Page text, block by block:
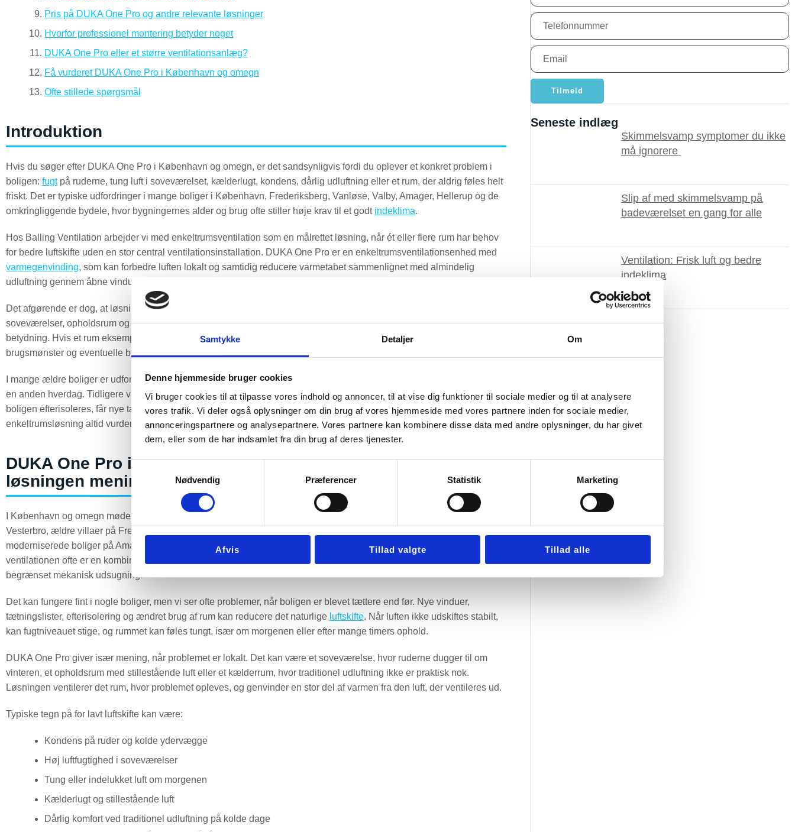
Samtykke Detaljer Om
Denne hjemmeside bruger cookies
Vi bruger cookies til at tilpasse vores indhold og annoncer, til at vise dig funktioner til sociale medier og til at analysere
vores trafik. Vi deler også oplysninger om din brug af vores hjemmeside med vores partnere inden for sociale medier,
annonceringspartnere og analysepartnere. Vores partnere kan kombinere disse data med andre oplysninger, du har givet
dem, eller som de har indsamlet fra din brug af deres tjenester.
Nødvendig
Præferencer Statistik Marketing
Afvis Tillad valgte Tillad alle
Pris på DUKA One Pro og andre relevante løsninger
Hvorfor professionel montering betyder noget
DUKA One Pro eller et større ventilationsanlæg?
Få vurderet DUKA One Pro i København og omegn
Ofte stillede spørgsmål
Introduktion
Hvis du søger efter DUKA One Pro i København og omegn, er det sandsynligvis fordi du oplever et konkret problem i
boligen: fugtpå ruderne, tung luft i soveværelset, kælderlugt, kondens, dårlig udluftning eller et rum, der aldrig føles helt
friskt. Det er typiske udfordringer i mange boliger i København, Frederiksberg, Vanløse, Valby, Amager, Hellerup og de
omkringliggende bydele, hvor bygningernes alder og brug ofte stiller høje krav til et godt indeklima.
Hos Balling Ventilation arbejder vi med enkeltrumsventilation som en målrettet løsning, når ét eller flere rum har behov
for bedre luftskifte uden en stor central ventilationsinstallation. DUKA One Pro er en enkeltrumsventilationsenhed med
varmegenvinding, som kan forbedre luften lokalt og samtidig reducere varmetabet sammenlignet med almindelig
udluftning gennem åbne vinduer.
Det afgørende er dog, at løsningen vælges rigtigt fra starten. En DUKA One Pro kan være en rigtig god løsning i
soveværelser, opholdsrum og kældre, men placering, rumtype, fugtbelastning og boligens øvrige aftræk har stor
betydning. Hvis et rum eksempelvis har
kondensproblemer
, skal man både se på luftudskiftning, kolde overflader,
brugsmønster og eventuelle byggetekniske årsager.
I mange ældre boliger er udfordringen ikke, at der mangler én bestemt ventilator, men at boligen oprindeligt er bygget til
en anden hverdag. Tidligere var vinduer og døre ofte mere utætte, og naturlige aftræk kunne fungere anderledes. Når
boligen efterisoleres, får nye tætte vinduer eller bruges mere intensivt, kan luftskiftet falde. Derfor bør en
enkeltrumsløsning altid vurderes som en del af den samlede bolig, ikke kun som et enkelt produkt i en væg.
DUKA One Pro i København og omegn – hvornår giver
løsningen mening?
I København og omegn møder vi mange forskellige boligtyper: klassiske etageejendomme på Østerbro, Nørrebro og
Vesterbro, ældre villaer på Frederiksberg og i Hellerup, rækkehuse i Vanløse og Valby, kælderlejligheder,
moderniserede boliger på Amager samt enfamiliehuse i forstæderne omkring byen. Fælles for mange af dem er, at
ventilationen ofte er en kombination af naturlige aftræk, gamle kanaler, vinduesudluftning, utætheder og i nogle tilfælde
begrænset mekanisk udsugning.
Det kan fungere fint i nogle boliger, men vi ser ofte problemer, når boligen er blevet tættere end før. Nye vinduer,
tætningslister, efterisolering og ændret brug af rum kan reducere det naturlige luftskifte. Når luften ikke udskiftes stabilt,
kan fugtniveauet stige, og rummet kan føles tungt, især om morgenen eller efter mange timers ophold.
DUKA One Pro giver især mening, når problemet er lokalt. Det kan være et soveværelse, hvor ruderne dugger til om
vinteren, et opholdsrum med stillestående luft eller et kælderrum, hvor traditionel udluftning ikke er praktisk nok.
Løsningen ventilerer det rum, hvor problemet opleves, og genvinder en stor del af varmen fra den luft, der ventileres ud.
Typiske tegn på for lavt luftskifte kan være:
Kondens på ruder og kolde ydervægge
Høj luftfugtighed i soveværelser
Tung eller indelukket luft om morgenen
Kælderlugt og stillestående luft
Dårlig komfort ved traditionel udluftning på kolde dage
Tilmeld
Seneste indlæg
Skimmelsvamp symptomer du ikke
må ignorere ​
Slip af med skimmelsvamp på
badeværelset en gang for alle
Ventilation: Frisk luft og bedre
indeklima